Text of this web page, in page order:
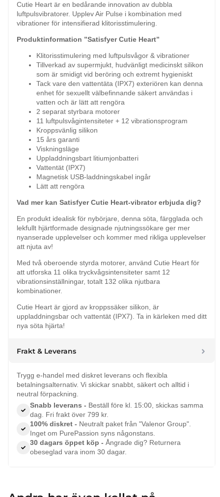
Cutie Heart är en bedårande innovation av dubbla
luftpulsvibratorer. Upplev Air Pulse i kombination med
vibrationer för intensifierad klitorisstimulering.
Produktinformation ”Satisfyer Cutie Heart”
Klitorisstimulering med luftpulsvågor & vibrationer
Tillverkad av supermjukt, hudvänligt medicinskt silikon
som är smidigt vid beröring och extremt hygieniskt
Tack vare den vattentäta (IPX7) exteriören kan denna
enhet för sexuellt välbefinnande säkert användas i
vatten och är lätt att rengöra
2 separat styrbara motorer
11 luftpulsvågintensiteter + 12 vibrationsprogram
Kroppsvänlig silikon
15 års garanti
Viskningsläge
Uppladdningsbart litiumjonbatteri
Vattentät (IPX7)
Magnetisk USB-laddningskabel ingår
Lätt att rengöra
Vad mer kan Satisfyer Cutie Heart-vibrator erbjuda dig?
En produkt idealisk för nybörjare, denna söta, färgglada och
lekfullt hjärtformade designade njutningssökare ger mer
nyanserade upplevelser och kommer med rikliga upplevelser
att njuta av!
Med två oberoende styrda motorer, använd Cutie Heart för
att utforska 11 olika tryckvågsintensiteter samt 12
vibrationsinställningar, totalt 132 olika njutbara
kombinationer.
Cutie Heart är gjord av kroppssäker silikon, är
uppladdningsbar och vattentät (IPX7). Ta in kärleken med ditt
nya söta hjärta!
Frakt & Leverans
Trygg e-handel med diskret leverans och flexibla
betalningsalternativ. Vi skickar snabbt, säkert och alltid i
neutral förpackning.
Snabb leverans - Beställ före kl. 15:00, skickas samma
dag. Fri frakt över 799 kr.
100% diskret - Neutralt paket från "Valenor Group".
Inget om PurePassion syns någonstans.
30 dagars öppet köp - Ångrade dig? Returnera
obeseglad vara inom 30 dagar.